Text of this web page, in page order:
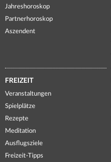
Jahreshoroskop
Partnerhoroskop
Aszendent
FREIZEIT
Veranstaltungen
Spielplätze
Rezepte
Meditation
Ausflugsziele
Freizeit-Tipps